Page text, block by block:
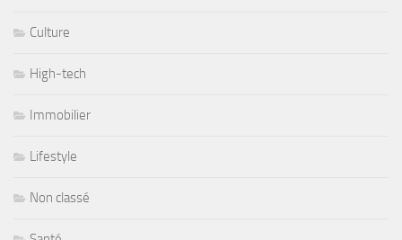
Culture
High-tech
Immobilier
Lifestyle
Non classé